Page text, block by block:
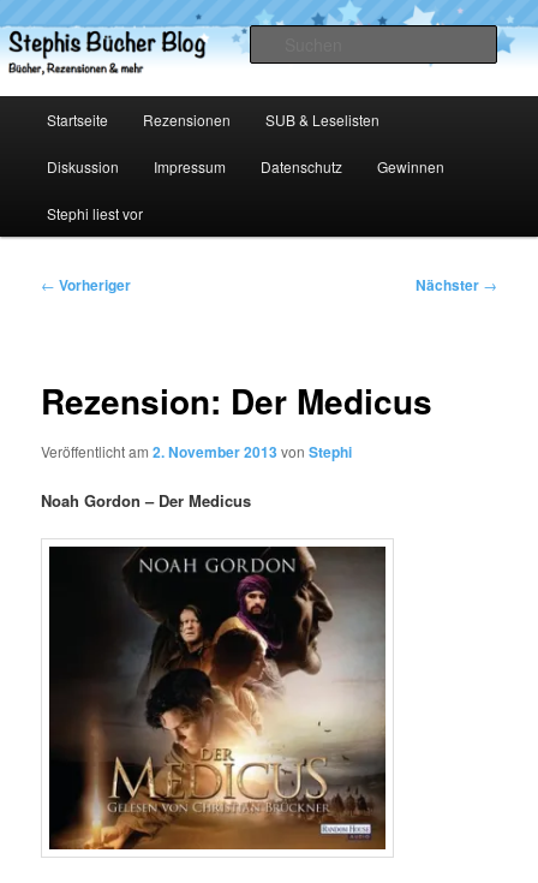
primären
Inhalt
Stephis Bücher Blog
Startseite Rezensionen SUB & Leselisten
Diskussion Impressum Datenschutz Gewinnen
Stephi liest vor
Beitragsnavigation
← Vorheriger Nächster →
Rezension: Der Medicus
Veröffentlicht am2. November 2013 vonStephi
Noah Gordon – Der Medicus